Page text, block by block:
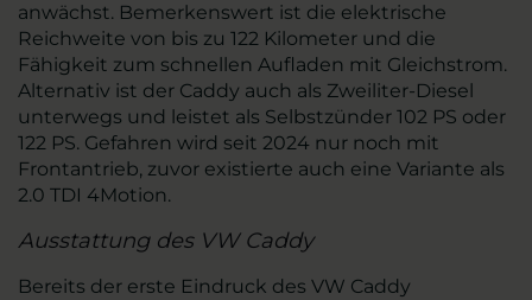
anwächst. Bemerkenswert ist die elektrische
Reichweite von bis zu 122 Kilometer und die
Fähigkeit zum schnellen Aufladen mit Gleichstrom.
Alternativ ist der Caddy auch als Zweiliter-Diesel
unterwegs und leistet als Selbstzünder 102 PS oder
122 PS. Gefahren wird seit 2024 nur noch mit
Frontantrieb, zuvor existierte auch eine Variante als
2.0 TDI 4Motion.
Ausstattung des VW Caddy
Bereits der erste Eindruck des VW Caddy